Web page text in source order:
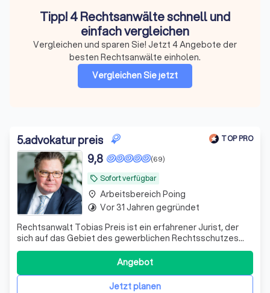
Tipp! 4 Rechtsanwälte schnell und
einfach vergleichen
Vergleichen und sparen Sie! Jetzt 4 Angebote der
besten Rechtsanwälte einholen.
Vergleichen Sie jetzt
5.advokatur preis TOP PRO
local_offer Sofort verfügbar
(69)
9,8
Rechtsanwalt Tobias Preis ist ein erfahrener Jurist, der
sich auf das Gebiet des gewerblichen Rechtsschutzes
spezialisiert hat. Mit Sitz in Koblenz und München, hat er
seine juristische Ausbildung an der renommierten
Johannes-Gutenberg-Universität Mainz absolviert und ist
seit 1995 als RechtsanwaltJetzt planen
Angebot
place Arbeitsbereich Poing
timelapse Vor 31 Jahren gegründet